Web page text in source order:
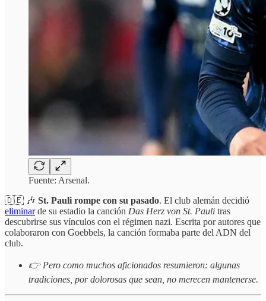
Fuente: Arsenal.
🇩🇪 🎶 St. Pauli rompe con su pasado. El club alemán decidió
eliminarde su estadio la canción Das Herz von St. Pauli tras
descubrirse sus vínculos con el régimen nazi. Escrita por autores que
colaboraron con Goebbels, la canción formaba parte del ADN del
club.
👉 Pero como muchos aficionados resumieron: algunas
tradiciones, por dolorosas que sean, no merecen mantenerse.